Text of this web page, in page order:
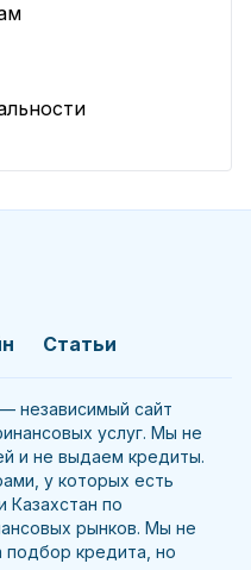
Статьи
независимый сайт
услуг. Мы не
и не выдаем кредиты.
у которых есть
Казахстан по
рынков. Мы не
подбор кредита, но